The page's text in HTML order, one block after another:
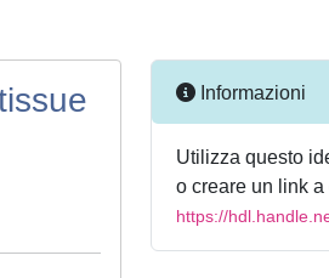
Informazioni
Utilizza questo
o creare un link
https://